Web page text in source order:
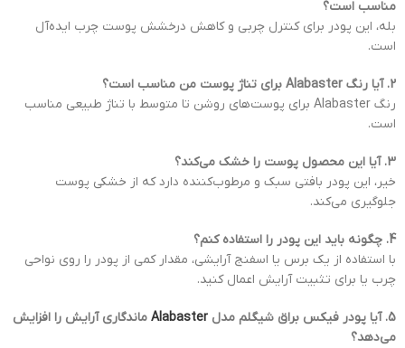
مناسب است؟
بله، این پودر برای کنترل چربی و کاهش درخشش پوست چرب ایده‌آل
است.
2. آیا رنگ Alabaster برای تناژ پوست من مناسب است؟
رنگ Alabaster برای پوست‌های روشن تا متوسط با تناژ طبیعی مناسب
است.
3. آیا این محصول پوست را خشک می‌کند؟
خیر، این پودر بافتی سبک و مرطوب‌کننده دارد که از خشکی پوست
جلوگیری می‌کند.
4. چگونه باید این پودر را استفاده کنم؟
با استفاده از یک برس یا اسفنج آرایشی، مقدار کمی از پودر را روی نواحی
چرب یا برای تثبیت آرایش اعمال کنید.
5. آیا پودر فیکس براق شیگلم مدل Alabaster ماندگاری آرایش را افزایش
می‌دهد؟